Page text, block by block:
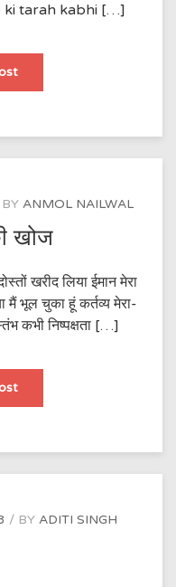
ki tarah kabhi […]
Kya
hai
BY ANMOL NAILWAL
खोज
खरीद लिया ईमान मेरा
मैं भूल चुका हूं कर्तव्य मेरा-
कभी निष्पक्षता […]
निषेध
की
BY ADITI SINGH